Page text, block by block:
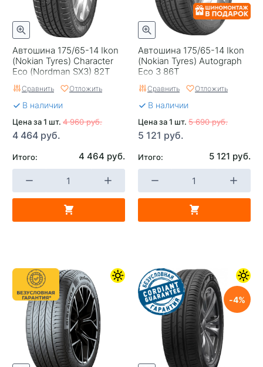
Автошина 175/65-14 Ikon
(Nokian Tyres) Character
Eco (Nordman SX3) 82T
Сравнить Отложить
В наличии
Цена за 1 шт. 4 960 руб.
4 464 руб.
Итого: 4 464 руб.
Автошина 175/65-14 Ikon
(Nokian Tyrеs) Autograph
Eco 3 86T
Сравнить Отложить
В наличии
Цена за 1 шт. 5 690 руб.
5 121 руб.
Итого: 5 121 руб.
4